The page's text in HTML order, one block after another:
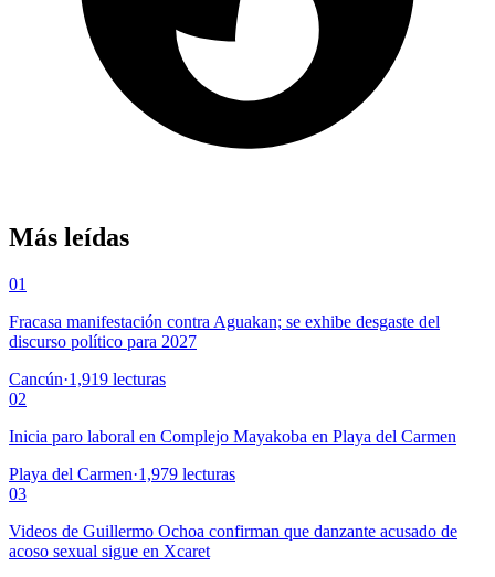
Más leídas
01
Fracasa manifestación contra Aguakan; se exhibe desgaste del
discurso político para 2027
Cancún·1,919 lecturas
02
Inicia paro laboral en Complejo Mayakoba en Playa del Carmen
Playa del Carmen·1,979 lecturas
03
Videos de Guillermo Ochoa confirman que danzante acusado de
acoso sexual sigue en Xcaret